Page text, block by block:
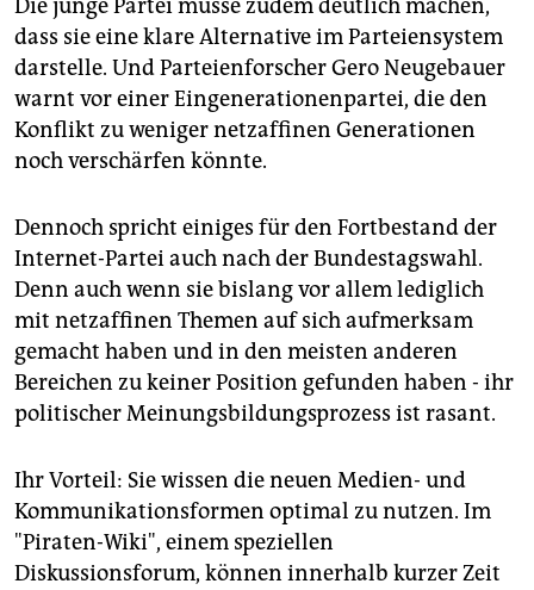
Die junge Partei müsse zudem deutlich machen,
dass sie eine klare Alternative im Parteiensystem
darstelle. Und Parteienforscher Gero Neugebauer
warnt vor einer Eingenerationenpartei, die den
Konflikt zu weniger netzaffinen Generationen
noch verschärfen könnte.
Dennoch spricht einiges für den Fortbestand der
Internet-Partei auch nach der Bundestagswahl.
Denn auch wenn sie bislang vor allem lediglich
mit netzaffinen Themen auf sich aufmerksam
gemacht haben und in den meisten anderen
Bereichen zu keiner Position gefunden haben - ihr
politischer Meinungsbildungsprozess ist rasant.
Ihr Vorteil: Sie wissen die neuen Medien- und
Kommunikationsformen optimal zu nutzen. Im
"Piraten-Wiki", einem speziellen
Diskussionsforum, können innerhalb kurzer Zeit